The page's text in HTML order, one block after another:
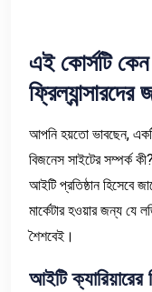
এই কোর্সটি কেন
ফ্রিল্যান্সারদের
আপনি হয়তো ভাবছেন, একটি
বিজনেস সাইটের সম্পর্ক কী?
আইটি প্রতিষ্ঠান হিসেবে
মার্কেটার হওয়ার জন্য যে
শৈশবেই।
আইটি ক্যারিয়ারের